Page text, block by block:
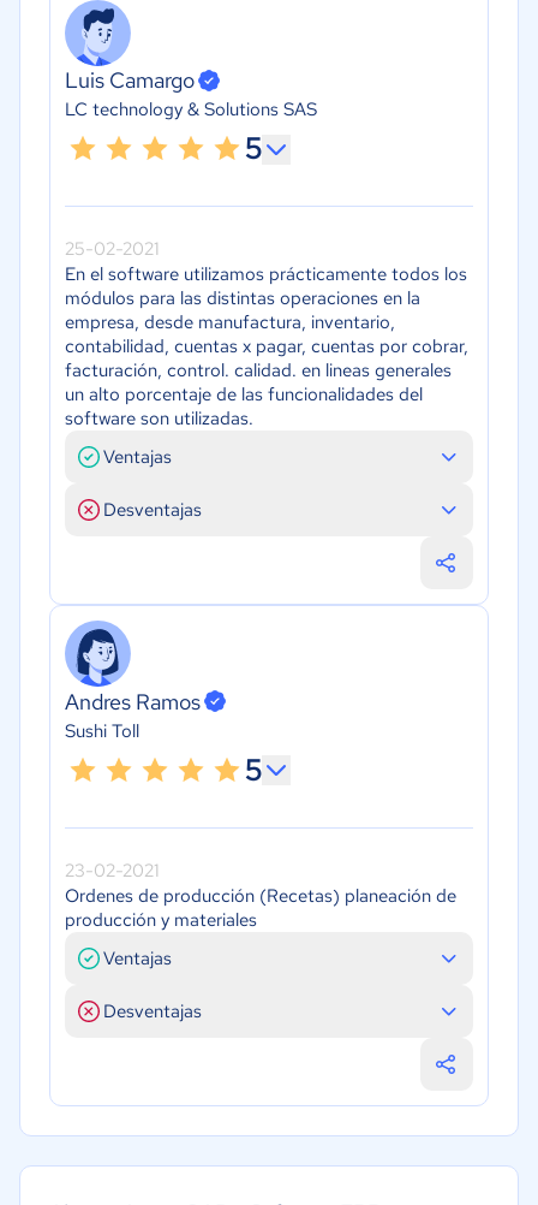
Luis Camargo
LC technology & Solutions SAS
5
25-02-2021
En el software utilizamos prácticamente todos los
módulos para las distintas operaciones en la
empresa, desde manufactura, inventario,
contabilidad, cuentas x pagar, cuentas por cobrar,
facturación, control. calidad. en lineas generales
un alto porcentaje de las funcionalidades del
software son utilizadas.
Ventajas
Desventajas
Andres Ramos
Sushi Toll
5
23-02-2021
Ordenes de producción (Recetas) planeación de
producción y materiales
Ventajas
Desventajas